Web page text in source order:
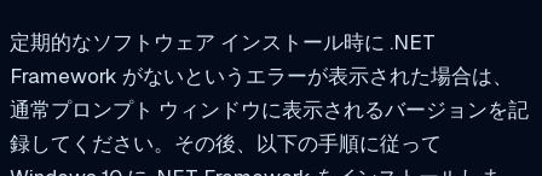
定期的なソフトウェア インストール時に .NET
Framework がないというエラーが表示された場合は、
通常プロンプト ウィンドウに表示されるバージョンを記
録してください。その後、以下の手順に従って